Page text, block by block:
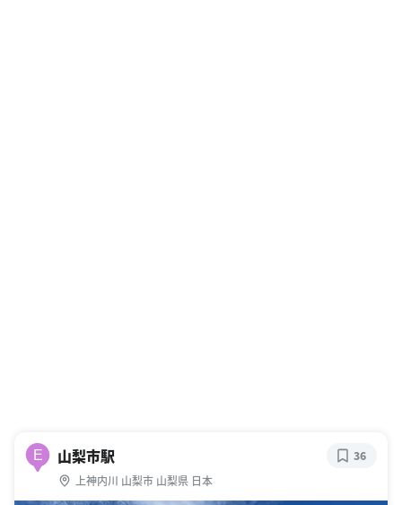
E 山梨市駅
上神内川 山梨市 山梨県 日本
36